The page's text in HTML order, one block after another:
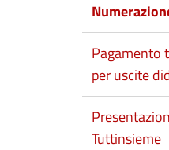
Pagamento
per uscite
Tuttinsieme